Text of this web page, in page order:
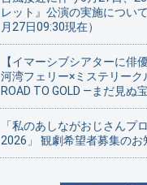
レット』公演の実施につい
月27日09:30現在）
【イマーシブシアターに俳
河湾フェリー×ミステリーク
ROAD TO GOLD ―まだ見ぬ
「私のあしながおじさんプ
2026」 観劇希望者募集のお